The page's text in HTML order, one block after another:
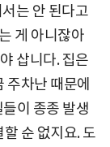
는 안 된다고
게 아니잖아
삽니다. 집은
주차난 때문에
이 종종 발생
순 없지요. 도